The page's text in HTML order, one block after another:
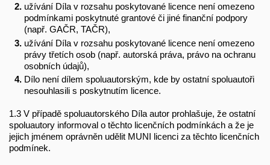
užívání Díla v rozsahu poskytované licence není omezeno
podmínkami poskytnuté grantové či jiné finanční podpory
(např. GAČR, TAČR),
užívání Díla v rozsahu poskytované licence není omezeno
právy třetích osob (např. autorská práva, právo na ochranu
osobních údajů),
Dílo není dílem spoluautorským, kde by ostatní spoluautoři
nesouhlasili s poskytnutím licence.
1.3 V případě spoluautorského Díla autor prohlašuje, že ostatní
spoluautory informoval o těchto licenčních podmínkách a že je
jejich jménem oprávněn udělit MUNI licenci za těchto licenčních
podmínek.